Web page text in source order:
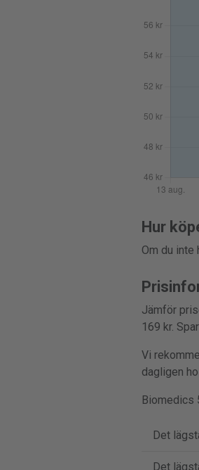
Hur
Om du inte
Jämför
169 kr.
Vi
dagligen
Biomedics
Det
Det